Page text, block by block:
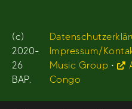
(c)
2020-
26
BAP.
Impressum/
Music Group •
Congo